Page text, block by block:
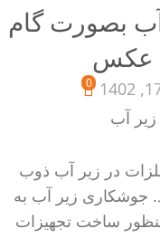
بصورت گام
عکس
0
در زیر آب ذوب
جوشکاری زیر آب به
ساخت تجهیزات